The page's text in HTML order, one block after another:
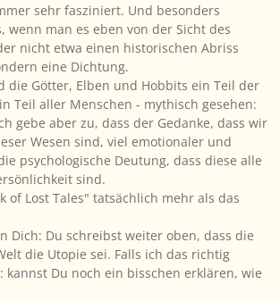
sehr fasziniert. Und besonders
wenn man es eben von der Sicht des
nicht etwa einen historischen Abriss
eine Dichtung.
die Götter, Elben und Hobbits ein Teil der
Teil aller Menschen - mythisch gesehen:
gebe aber zu, dass der Gedanke, dass wir
Wesen sind, viel emotionaler und
psychologische Deutung, dass diese alle
sind.
of Lost Tales" tatsächlich mehr als das
Dich: Du schreibst weiter oben, dass die
die Utopie sei. Falls ich das richtig
kannst Du noch ein bisschen erklären, wie